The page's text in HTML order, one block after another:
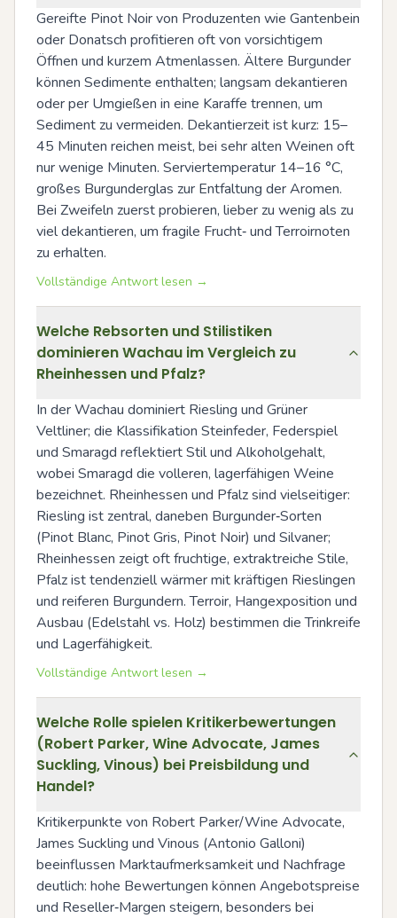
Gereifte Pinot Noir von Produzenten wie Gantenbein
oder Donatsch profitieren oft von vorsichtigem
Öffnen und kurzem Atmenlassen. Ältere Burgunder
können Sedimente enthalten; langsam dekantieren
oder per Umgießen in eine Karaffe trennen, um
Sediment zu vermeiden. Dekantierzeit ist kurz: 15–
45 Minuten reichen meist, bei sehr alten Weinen oft
nur wenige Minuten. Serviertemperatur 14–16 °C,
großes Burgunderglas zur Entfaltung der Aromen.
Bei Zweifeln zuerst probieren, lieber zu wenig als zu
viel dekantieren, um fragile Frucht‑ und Terroirnoten
zu erhalten.
Vollständige Antwort lesen →
Welche Rebsorten und Stilistiken
dominieren Wachau im Vergleich zu
Rheinhessen und Pfalz?
In der Wachau dominiert Riesling und Grüner
Veltliner; die Klassifikation Steinfeder, Federspiel
und Smaragd reflektiert Stil und Alkoholgehalt,
wobei Smaragd die volleren, lagerfähigen Weine
bezeichnet. Rheinhessen und Pfalz sind vielseitiger:
Riesling ist zentral, daneben Burgunder‑Sorten
(Pinot Blanc, Pinot Gris, Pinot Noir) und Silvaner;
Rheinhessen zeigt oft fruchtige, extraktreiche Stile,
Pfalz ist tendenziell wärmer mit kräftigen Rieslingen
und reiferen Burgundern. Terroir, Hangexposition und
Ausbau (Edelstahl vs. Holz) bestimmen die Trinkreife
und Lagerfähigkeit.
Vollständige Antwort lesen →
Welche Rolle spielen Kritikerbewertungen
(Robert Parker, Wine Advocate, James
Suckling, Vinous) bei Preisbildung und
Handel?
Kritikerpunkte von Robert Parker/Wine Advocate,
James Suckling und Vinous (Antonio Galloni)
beeinflussen Marktaufmerksamkeit und Nachfrage
deutlich: hohe Bewertungen können Angebotspreise
und Reseller‑Margen steigern, besonders bei